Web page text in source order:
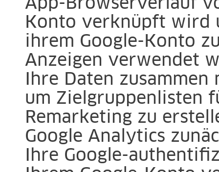
App-Browserverlauf
Konto verknüpft wird
ihrem Google-Konto
Anzeigen verwendet
Ihre Daten
um Zielgruppenlisten
Remarketing zu
Google Analytics
Ihre Google-